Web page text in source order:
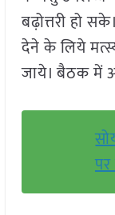
बढ़ोत्तरी हो
देने के लिये
जाये। बैठक में